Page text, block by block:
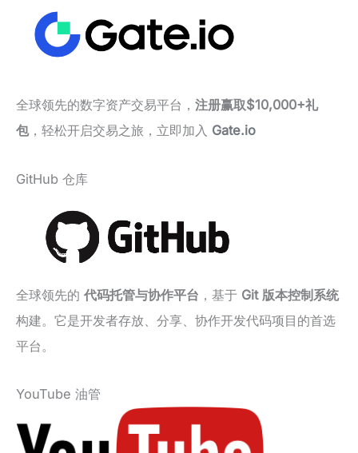
全球领先的数字资产交易平台， 注册赢取$10,000+礼
包，轻松开启交易之旅，立即加入 Gate.io
GitHub 仓库
全球领先的 代码托管与协作平台 ，基于 Git 版本控制系统
构建。它是开发者存放、分享、协作开发代码项目的首选
平台。
YouTube 油管